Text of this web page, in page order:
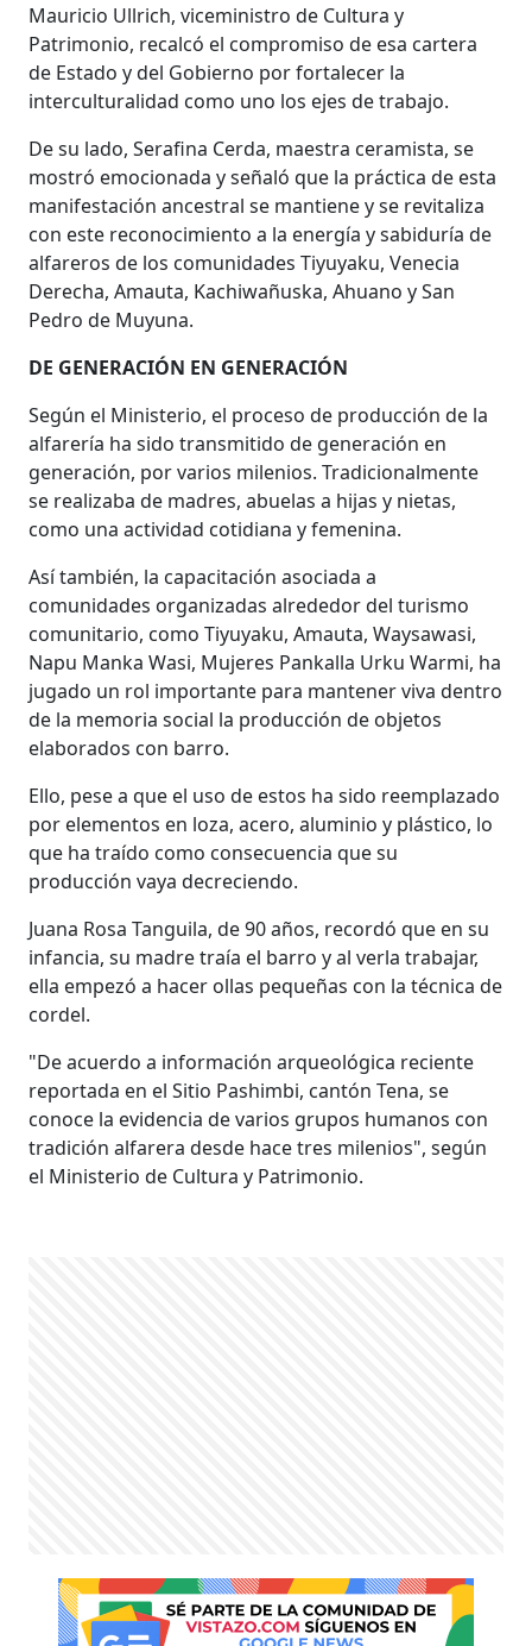
Mauricio Ullrich, viceministro de Cultura y
Patrimonio, recalcó el compromiso de esa cartera
de Estado y del Gobierno por fortalecer la
interculturalidad como uno los ejes de trabajo.
De su lado, Serafina Cerda, maestra ceramista, se
mostró emocionada y señaló que la práctica de esta
manifestación ancestral se mantiene y se revitaliza
con este reconocimiento a la energía y sabiduría de
alfareros de los comunidades Tiyuyaku, Venecia
Derecha, Amauta, Kachiwañuska, Ahuano y San
Pedro de Muyuna.
DE GENERACIÓN EN GENERACIÓN
Según el Ministerio, el proceso de producción de la
alfarería ha sido transmitido de generación en
generación, por varios milenios. Tradicionalmente
se realizaba de madres, abuelas a hijas y nietas,
como una actividad cotidiana y femenina.
Así también, la capacitación asociada a
comunidades organizadas alrededor del turismo
comunitario, como Tiyuyaku, Amauta, Waysawasi,
Napu Manka Wasi, Mujeres Pankalla Urku Warmi, ha
jugado un rol importante para mantener viva dentro
de la memoria social la producción de objetos
elaborados con barro.
Ello, pese a que el uso de estos ha sido reemplazado
por elementos en loza, acero, aluminio y plástico, lo
que ha traído como consecuencia que su
producción vaya decreciendo.
Juana Rosa Tanguila, de 90 años, recordó que en su
infancia, su madre traía el barro y al verla trabajar,
ella empezó a hacer ollas pequeñas con la técnica de
cordel.
"De acuerdo a información arqueológica reciente
reportada en el Sitio Pashimbi, cantón Tena, se
conoce la evidencia de varios grupos humanos con
tradición alfarera desde hace tres milenios", según
el Ministerio de Cultura y Patrimonio.